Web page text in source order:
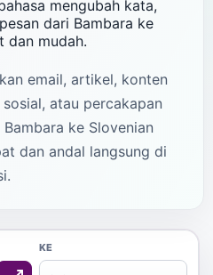
mengubah kata,
dari Bambara ke
dan mudah.
email, artikel, konten
atau percakapan
ke Slovenian
dan andal langsung di
KE